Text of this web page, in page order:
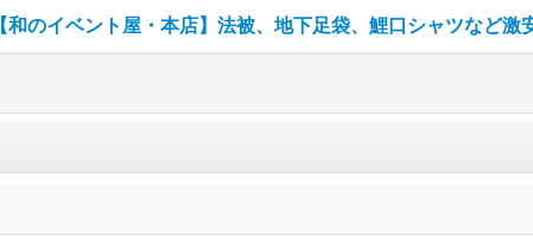
【和のイベント屋・本店】法被、地下足袋、鯉口シャツなど激